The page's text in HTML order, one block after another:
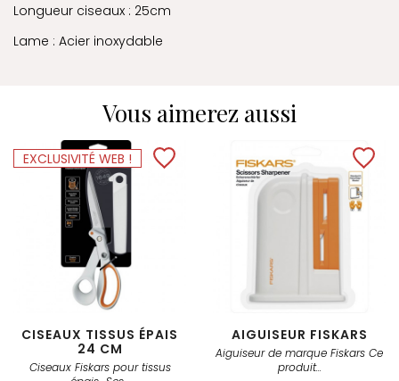
Longueur ciseaux : 25cm
Lame : Acier inoxydable
Vous aimerez aussi
EXCLUSIVITÉ WEB !
CISEAUX TISSUS ÉPAIS
24 CM
Ciseaux Fiskars pour tissus
AIGUISEUR FISKARS
Aiguiseur de marque Fiskars Ce
produit...